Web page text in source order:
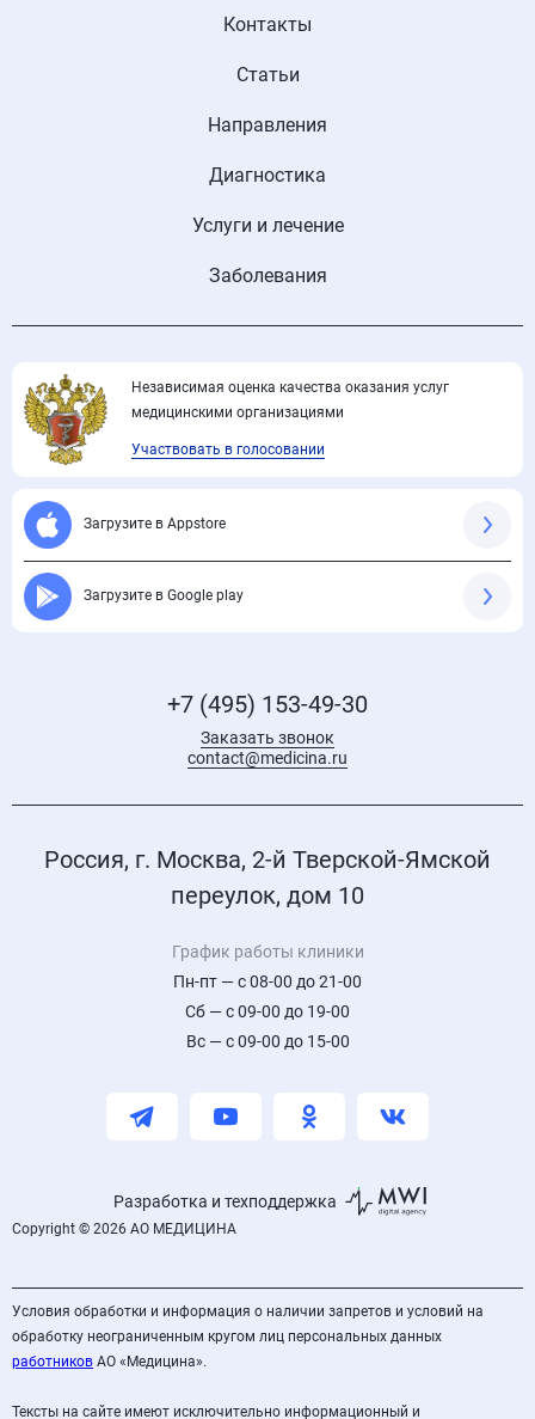
Независимая оценка качества оказания услуг
медицинскими организациями
Участвовать в голосовании
Загрузите в Appstore
Загрузите в Google play
Контакты
Статьи
Направления
Диагностика
Услуги и лечение
Заболевания
+7 (495) 153-49-30
Заказать звонок
contact@medicina.ru
Россия, г. Москва, 2-й Тверской-Ямской
переулок, дом 10
График работы клиники
Пн-пт — с 08-00 до 21-00
Сб — с 09-00 до 19-00
Вс — с 09-00 до 15-00
Разработка и техподдержка
Copyright © 2026 АО МЕДИЦИНА
Условия обработки и информация о наличии запретов и условий на
обработку неограниченным кругом лиц персональных данных
работников АО «Медицина».
Тексты на сайте имеют исключительно информационный и